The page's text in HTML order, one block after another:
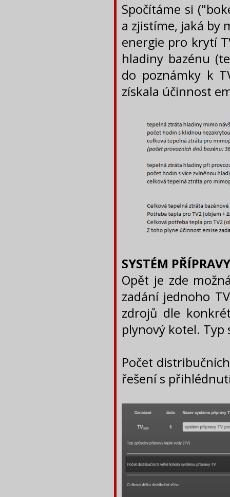
Spočítáme si
a zjistíme, jaká by
energie pro krytí
hladiny bazénu
do poznámky k
získala účinnost
SYSTÉM
Opět je zde
zadání jednoho
zdrojů dle
plynový kotel. Typ
Počet
řešení s